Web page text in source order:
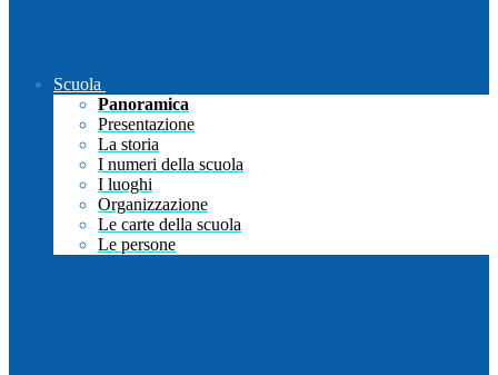
Scuola
Panoramica
Presentazione
La storia
I numeri della scuola
I luoghi
Organizzazione
Le carte della scuola
Le persone